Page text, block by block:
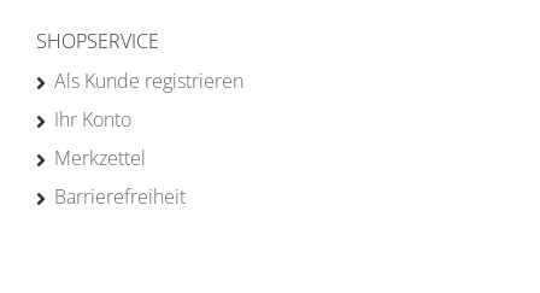
SHOPSERVICE
Als Kunde registrieren
Ihr Konto
Merkzettel
Barrierefreiheit